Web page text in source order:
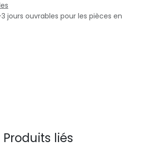
jours ouvrables pour les pièces en
Produits liés